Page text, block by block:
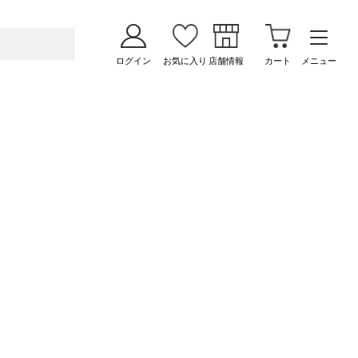
ログイン お気に入り 店舗情報 カート メニュー